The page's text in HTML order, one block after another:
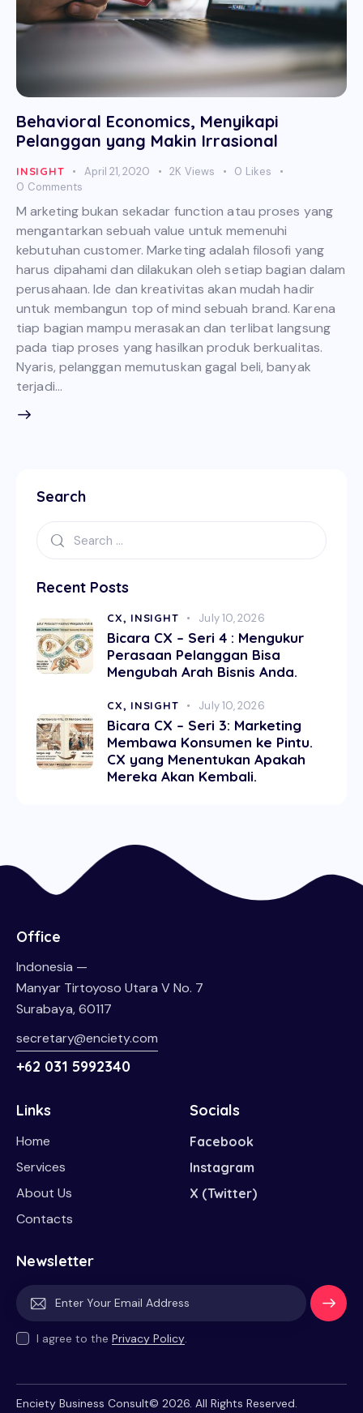
Behavioral Economics, Menyikapi
Pelanggan yang Makin Irrasional
INSIGHT April 21, 2020 2K Views 0 Likes
0 Comments
M arketing bukan sekadar function atau proses yang
mengantarkan sebuah value untuk memenuhi
kebutuhan customer. Marketing adalah filosofi yang
harus dipahami dan dilakukan oleh setiap bagian dalam
perusahaan. Ide dan kreativitas akan mudah hadir
untuk membangun top of mind sebuah brand. Karena
tiap bagian mampu merasakan dan terlibat langsung
pada tiap proses yang hasilkan produk berkualitas.
Nyaris, pelanggan memutuskan gagal beli, banyak
terjadi…
Search
Recent Posts
CX, INSIGHT July 10, 2026
Bicara CX – Seri 4 : Mengukur
Perasaan Pelanggan Bisa
Mengubah Arah Bisnis Anda.
CX, INSIGHT July 10, 2026
Bicara CX – Seri 3: Marketing
Membawa Konsumen ke Pintu.
CX yang Menentukan Apakah
Mereka Akan Kembali.
Office
Indonesia —
Manyar Tirtoyoso Utara V No. 7
Surabaya, 60117
secretary@enciety.com
+62 031 5992340
Links
Home
Services
About Us
Contacts
Socials
Facebook
Instagram
X (Twitter)
Newsletter
Subscri
I agree to the Privacy Policy.
Enciety Business Consult© 2026. All Rights Reserved.